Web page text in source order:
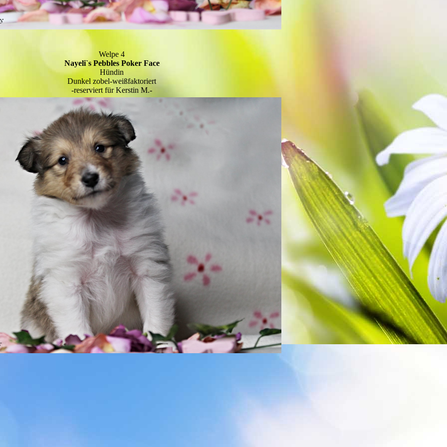
Welpe 4
Nayeli`s Pebbles Poker Face
Hündin
Dunkel zobel-weißfaktoriert
-reserviert für Kerstin M.-